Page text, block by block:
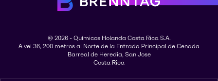
© 2026 - Químicos Holanda Costa Rica S.A.
A vei 36, 200 metros al Norte de la Entrada Principal de Cenada
Barreal de Heredia, San Jose
Costa Rica